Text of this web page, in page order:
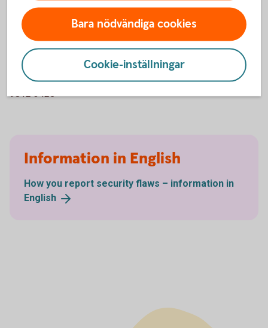
PGP-nyckel
PGP-nyckel
Key ID:
98123425
Fingerprint:6D10 38EF FFF3 F5F2 22D0 A77E F639 0609
9812 3425
Information in English
How you report security flaws – information in
English
Bara nödvändiga cookies
Cookie-inställningar